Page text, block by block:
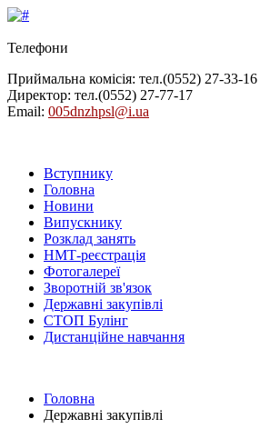
Телефони
Приймальна комісія: тел.(0552) 27-33-16
Директор: тел.(0552) 27-77-17
Email: 005dnzhpsl@i.ua
Вступнику
Головна
Новини
Випускнику
Розклад занять
НМТ-реєстрація
Фотогалереї
Зворотній зв'язок
Державні закупівлі
СТОП Булінг
Дистанційне навчання
Головна
Державні закупівлі